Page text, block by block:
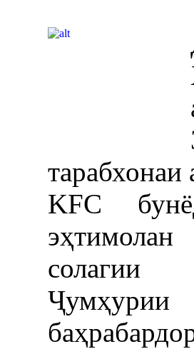
тарабхонаи
KFC
солагии